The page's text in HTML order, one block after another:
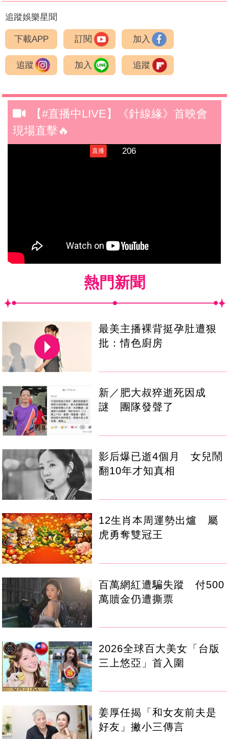
追蹤娛樂星聞
下載APP 訂閱 加入
追蹤 加入 追蹤
【#直播中LIVE】《針線緣》首映會
現場直擊🔥
熱門新聞
最美主播裸背挺孕肚遭狠
批：情色廚房
新／肥大叔猝逝死因成
謎 團隊發聲了
影后爆已逝4個月 女兒鬧
翻10年才知真相
12生肖本周運勢出爐 屬
虎勇奪雙冠王
百萬網紅遭騙失蹤 付500
萬贖金仍遭撕票
2026全球百大美女「台版
三上悠亞」首入圍
姜厚任揭「和女友前夫是
好友」撇小三傳言